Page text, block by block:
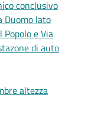
conclusivo
Duomo lato
Popolo e Via
di auto
altezza